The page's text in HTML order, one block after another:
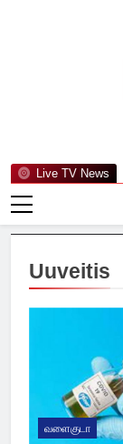
Live TV News
Uuveitis
வளைகுடா